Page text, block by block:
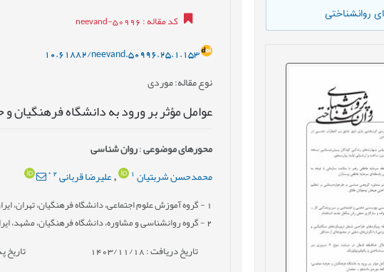
روانشناختی کد مقاله: neevand-50996
10.61882/neevand.50996.25.1.153
نوع مقاله: موردی
عوامل مؤثر بر ورود به دانشگاه فرهنگیان
محورهای موضوعی:روان شناسی
محمدحسن شربتیان 1
,علیرضا قربانی2
*
1 - گروه آموزش علوم اجتماعی، دانشگاه فرهنگیان، تهران،
2- گروه روانشناسی و مشاوره، دانشگاه فرهنگیان، مشهد،
تاریخ دریافت : 1403/11/18 تاریخ